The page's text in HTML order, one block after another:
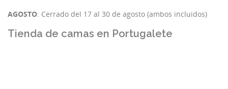
AGOSTO: Cerrado del 17 al 30 de agosto (ambos incluidos)
Tienda de camas en Portugalete